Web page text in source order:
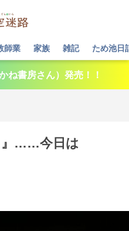
師業 家族 雑記 ため池日
ね書房さん）発売！！
』……今日は